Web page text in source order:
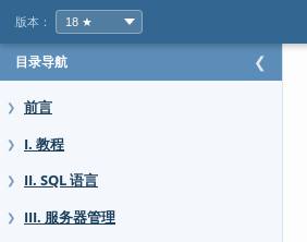
版本：
目录导航 ❮
❯ 前言
❯ I. 教程
❯ II. SQL 语言
❯ III. 服务器管理